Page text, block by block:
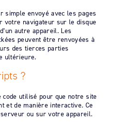
simple envoyé avec les pages
votre navigateur sur le disque
autre appareil. Les
peuvent être renvoyées à
des tierces parties
ultérieure.
?
utilisé pour que notre site
et de manière interactive. Ce
ou sur votre appareil.